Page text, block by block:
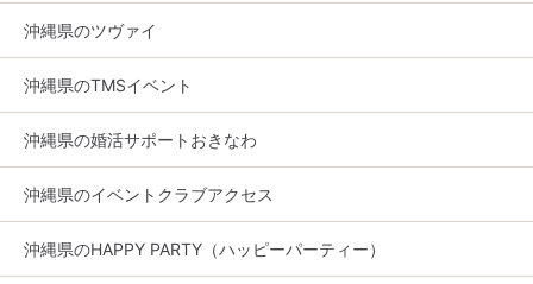
沖縄県のツヴァイ
沖縄県のTMSイベント
沖縄県の婚活サポートおきなわ
沖縄県のイベントクラブアクセス
沖縄県のHAPPY PARTY（ハッピーパーティー）